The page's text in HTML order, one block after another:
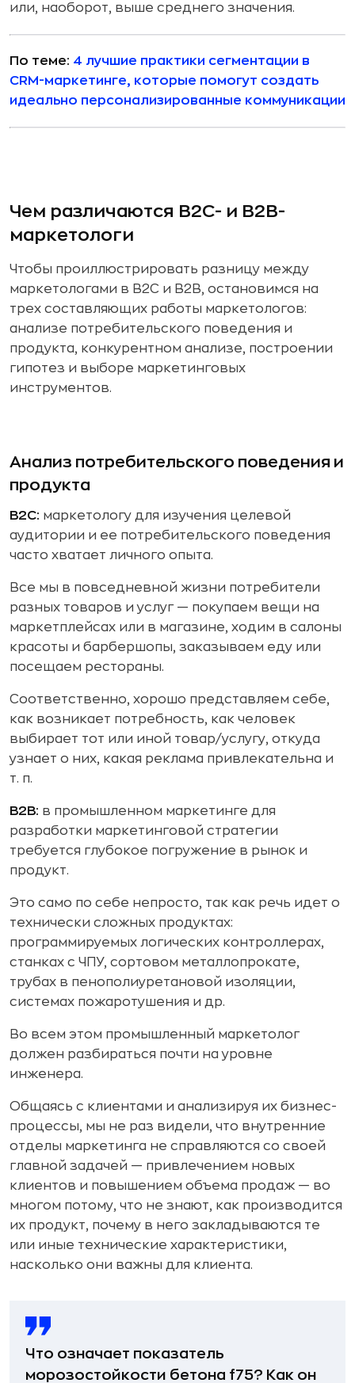
или, наоборот, выше среднего значения.
По теме: 4 лучшие практики сегментации в
CRM-маркетинге, которые помогут создать
идеально персонализированные коммуникации
Чем различаются B2C- и B2B-
маркетологи
Чтобы проиллюстрировать разницу между
маркетологами в B2C и B2B, остановимся на
трех составляющих работы маркетологов:
анализе потребительского поведения и
продукта, конкурентном анализе, построении
гипотез и выборе маркетинговых
инструментов.
Анализ потребительского поведения и
продукта
B2C: маркетологу для изучения целевой
аудитории и ее потребительского поведения
часто хватает личного опыта.
Все мы в повседневной жизни потребители
разных товаров и услуг — покупаем вещи на
маркетплейсах или в магазине, ходим в салоны
красоты и барбершопы, заказываем еду или
посещаем рестораны.
Соответственно, хорошо представляем себе,
как возникает потребность, как человек
выбирает тот или иной товар/услугу, откуда
узнает о них, какая реклама привлекательна и
т. п.
B2B: в промышленном маркетинге для
разработки маркетинговой стратегии
требуется глубокое погружение в рынок и
продукт.
Это само по себе непросто, так как речь идет о
технически сложных продуктах:
программируемых логических контроллерах,
станках с ЧПУ, сортовом металлопрокате,
трубах в пенополиуретановой изоляции,
системах пожаротушения и др.
Во всем этом промышленный маркетолог
должен разбираться почти на уровне
инженера.
Общаясь с клиентами и анализируя их бизнес-
процессы, мы не раз видели, что внутренние
отделы маркетинга не справляются со своей
главной задачей — привлечением новых
клиентов и повышением объема продаж — во
многом потому, что не знают, как производится
их продукт, почему в него закладываются те
или иные технические характеристики,
насколько они важны для клиента.
Что означает показатель
морозостойкости бетона f75? Как он